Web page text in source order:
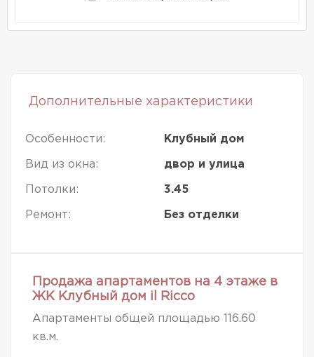
Дополнительные характеристики
Особенности: Клубный дом
Вид из окна: двор и улица
Потолки: 3.45
Ремонт: Без отделки
Продажа апартаментов на 4 этаже в
ЖК Клубный дом il Ricco
Апартаменты общей площадью 116.60
кв.м.